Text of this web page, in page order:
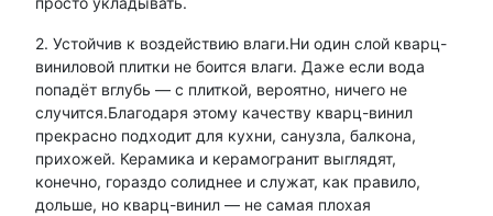
2. Устойчив к воздействию влаги.Ни один слой кварц-
виниловой плитки не боится влаги. Даже если вода
попадёт вглубь — с плиткой, вероятно, ничего не
случится.Благодаря этому качеству кварц-винил
прекрасно подходит для кухни, санузла, балкона,
прихожей. Керамика и керамогранит выглядят,
конечно, гораздо солиднее и служат, как правило,
дольше, но кварц-винил — не самая плохая